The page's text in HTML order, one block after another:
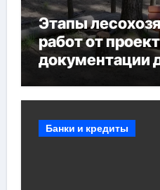
Этапы
работ от
документации
мероприятий и
Банки и кредиты